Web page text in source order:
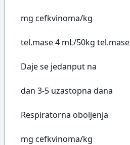
mg cefkvinoma/kg
tel.mase 4 mL/50kg tel.mase
Daje se jedanput na
dan 3-5 uzastopna dana
Respiratorna oboljenja
mg cefkvinoma/kg